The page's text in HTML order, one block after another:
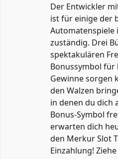
Der Entwickler
ist für einige der
Automatenspiele
zuständig. Drei
spektakulären
Bonussymbol
Gewinne sorgen
den Walzen
in denen du dich
Bonus-Symbol
erwarten dich
den Merkur Slot
Einzahlung!